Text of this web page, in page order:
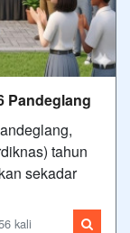
Pandeglang
tahun
sekadar
kali